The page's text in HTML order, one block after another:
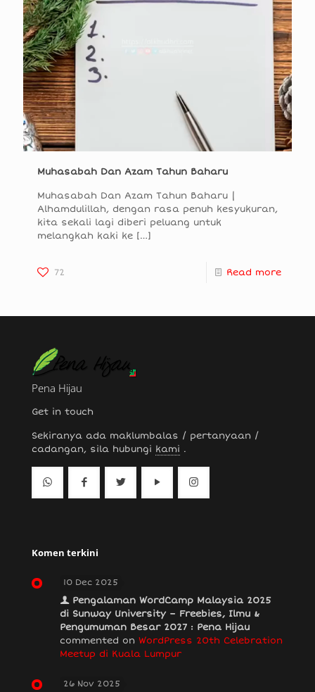
Muhasabah Dan Azam Tahun Baharu
Muhasabah Dan Azam Tahun Baharu |
Alhamdulillah, dengan rasa penuh kesyukuran,
kita sekali lagi diberi peluang untuk
melangkah kaki ke […]
72 Read more
Pena Hijau
Get in touch
Sekiranya ada maklumbalas / pertanyaan /
cadangan, sila hubungi kami .
Komen terkini
10 Dec 2025
Pengalaman WordCamp Malaysia 2025
di Sunway University – Freebies, Ilmu &
Pengumuman Besar 2027 : Pena Hijau
commented on WordPress 20th Celebration
Meetup di Kuala Lumpur
26 Nov 2025